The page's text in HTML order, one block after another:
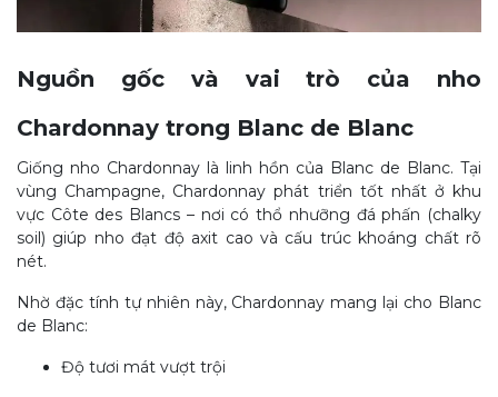
Nguồn gốc và vai trò của nho
Chardonnay trong Blanc de Blanc
Giống nho Chardonnay là linh hồn của Blanc de Blanc. Tại
vùng Champagne, Chardonnay phát triển tốt nhất ở khu
vực Côte des Blancs – nơi có thổ nhưỡng đá phấn (chalky
soil) giúp nho đạt độ axit cao và cấu trúc khoáng chất rõ
nét.
Nhờ đặc tính tự nhiên này, Chardonnay mang lại cho Blanc
de Blanc:
Độ tươi mát vượt trội